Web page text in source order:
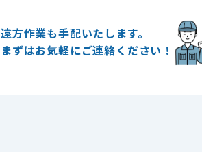
遠方作業も手配いたします。
まずはお気軽にご連絡ください！